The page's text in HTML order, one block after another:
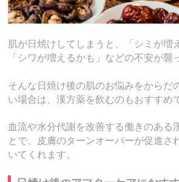
肌が日焼けしてしまうと、「シミが増
「シワが増えるかも」などの不安が襲
そんな日焼け後の肌のお悩みをからだ
い場合は、漢方薬を飲むのもおすすめ
血流や水分代謝を改善する働きのある
とで、皮膚のターンオーバーが促進さ
いてくれます。